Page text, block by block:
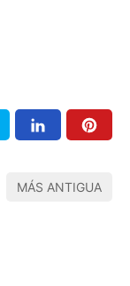
MÁS ANTIGUA